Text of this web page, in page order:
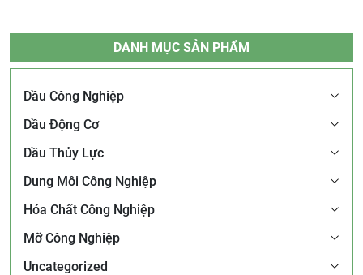
DANH MỤC SẢN PHẨM
Dầu Công Nghiệp
Dầu Động Cơ
Dầu Thủy Lực
Dung Môi Công Nghiệp
Hóa Chất Công Nghiệp
Mỡ Công Nghiệp
Uncategorized